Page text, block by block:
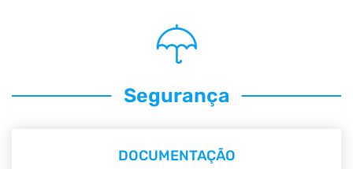
Segurança
DOCUMENTAÇÃO